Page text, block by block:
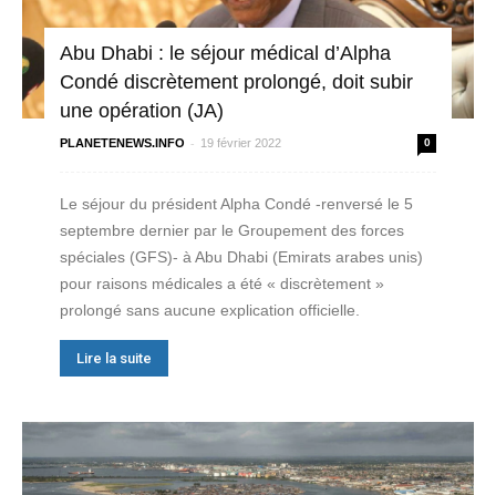
Abu Dhabi : le séjour médical d’Alpha
Condé discrètement prolongé, doit subir
une opération (JA)
PLANETENEWS.INFO - 19 février 2022 0
Le séjour du président Alpha Condé -renversé le 5
septembre dernier par le Groupement des forces
spéciales (GFS)- à Abu Dhabi (Emirats arabes unis)
pour raisons médicales a été « discrètement »
prolongé sans aucune explication officielle.
Lire la suite